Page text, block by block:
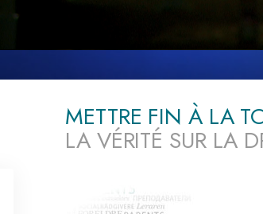
METTRE FIN À LA
LA VÉRITÉ SUR LA